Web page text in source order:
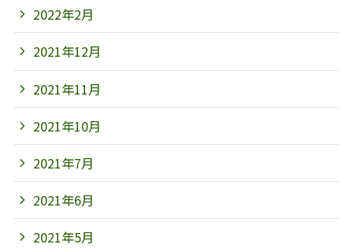
2022年2月
2021年12月
2021年11月
2021年10月
2021年7月
2021年6月
2021年5月